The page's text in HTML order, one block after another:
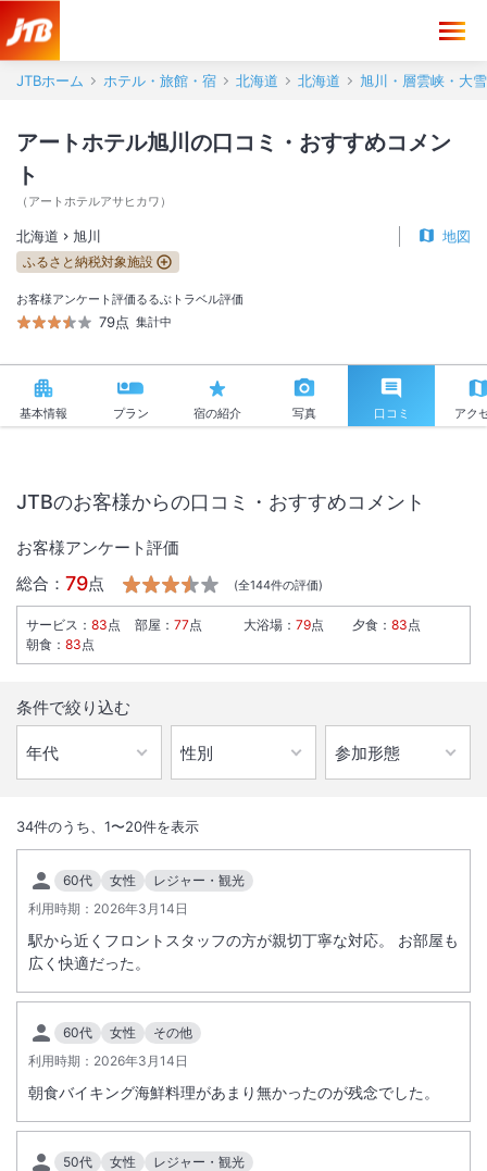
JTBホーム ホテル・旅館・宿 北海道 北海道 旭川・層雲峡・大
アートホテル旭川の口コミ・おすすめコメン
ト
（ アートホテルアサヒカワ ）
北海道 旭川 地図
ふるさと納税対象施設
お客様アンケート評価
79点
るるぶトラベル評価
集計中
基本情報 プラン 宿の紹介 写真 口コミ アク
最上階１５階のレストランから大雪山連峰の雄大な眺めと朝食ビュッフ
ェをお楽しみください。ビジネスやレジャーに対応する多様な部屋タイ
プをご用意。
大浴場あり
ホテル電気設備更新工事に伴う全館休館のお知らせ
JTBのお客様からの口コミ・おすすめコメント
お客様アンケート評価
総合： 79点 (全144件の評価)
サービス ： 83点 部屋 ： 77点 大浴場 ： 79点 夕食 ： 83点
朝食 ： 83点
条件で絞り込む
34件のうち、 1〜20件を表示
60代 女性
レジャー・観光
利用時期： 2026年3月14日
駅から近くフロントスタッフの方が親切丁寧な対応。 お部屋も
広く快適だった。
60代 女性
その他
利用時期： 2026年3月14日
朝食バイキング海鮮料理があまり無かったのが残念でした。
50代 女性
レジャー・観光